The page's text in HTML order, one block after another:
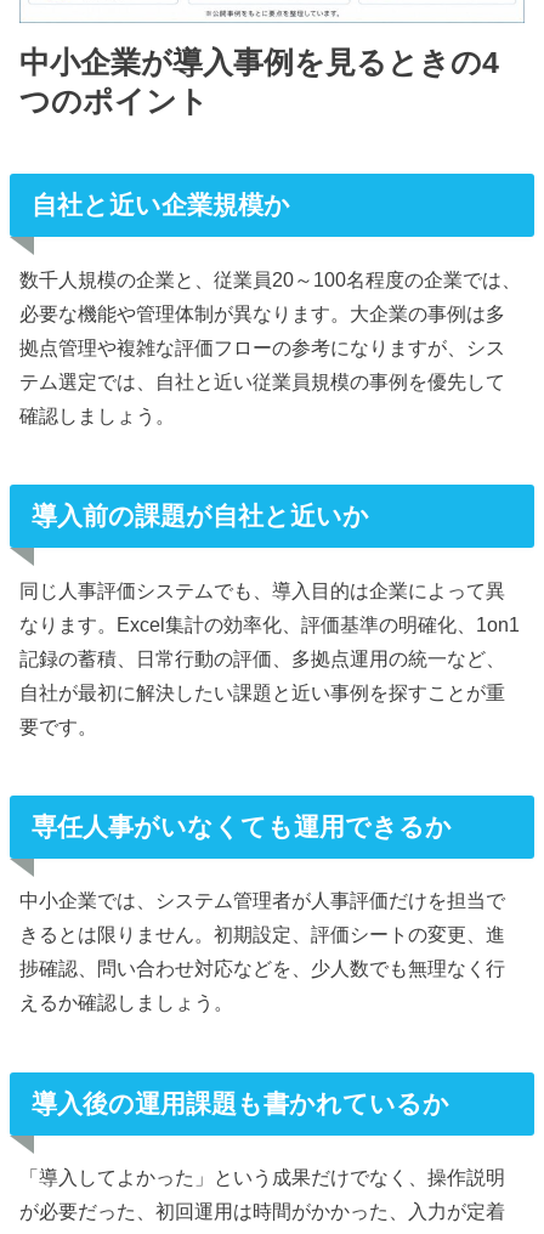
中小企業が導入事例を見るときの4
つのポイント
自社と近い企業規模か
数千人規模の企業と、従業員20～100名程度の企業では、
必要な機能や管理体制が異なります。大企業の事例は多
拠点管理や複雑な評価フローの参考になりますが、シス
テム選定では、自社と近い従業員規模の事例を優先して
確認しましょう。
導入前の課題が自社と近いか
同じ人事評価システムでも、導入目的は企業によって異
なります。Excel集計の効率化、評価基準の明確化、1on1
記録の蓄積、日常行動の評価、多拠点運用の統一など、
自社が最初に解決したい課題と近い事例を探すことが重
要です。
専任人事がいなくても運用できるか
中小企業では、システム管理者が人事評価だけを担当で
きるとは限りません。初期設定、評価シートの変更、進
捗確認、問い合わせ対応などを、少人数でも無理なく行
えるか確認しましょう。
導入後の運用課題も書かれているか
「導入してよかった」という成果だけでなく、操作説明
が必要だった、初回運用は時間がかかった、入力が定着